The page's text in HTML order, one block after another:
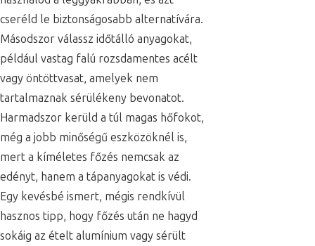
cseréld le biztonságosabb alternatívára.
Másodszor válassz időtálló anyagokat,
például vastag falú rozsdamentes acélt
vagy öntöttvasat, amelyek nem
tartalmaznak sérülékeny bevonatot.
Harmadszor kerüld a túl magas hőfokot,
még a jobb minőségű eszközöknél is,
mert a kíméletes főzés nemcsak az
edényt, hanem a tápanyagokat is védi.
Egy kevésbé ismert, mégis rendkívül
hasznos tipp, hogy főzés után ne hagyd
sokáig az ételt alumínium vagy sérült